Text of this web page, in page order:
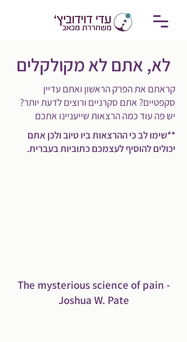
לא, אתם לא מקולקלים
קראתם את הפרק הראשון ואתם עדיין
סקפטיים? אתם סקרניים ורוצים לדעת יותר?
יש פה עוד כמה הרצאות שייעניינו אתכם
**שימו לב כי ההרצאות ביו טיוב ולכן אתם
יכולים להוסיף לעצמכם כתוביות בעברית.
The mysterious science of pain -
Joshua W. Pate